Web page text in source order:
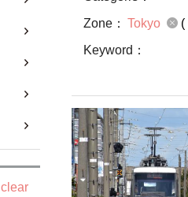
clear
Zone： Tokyo (
Keyword：